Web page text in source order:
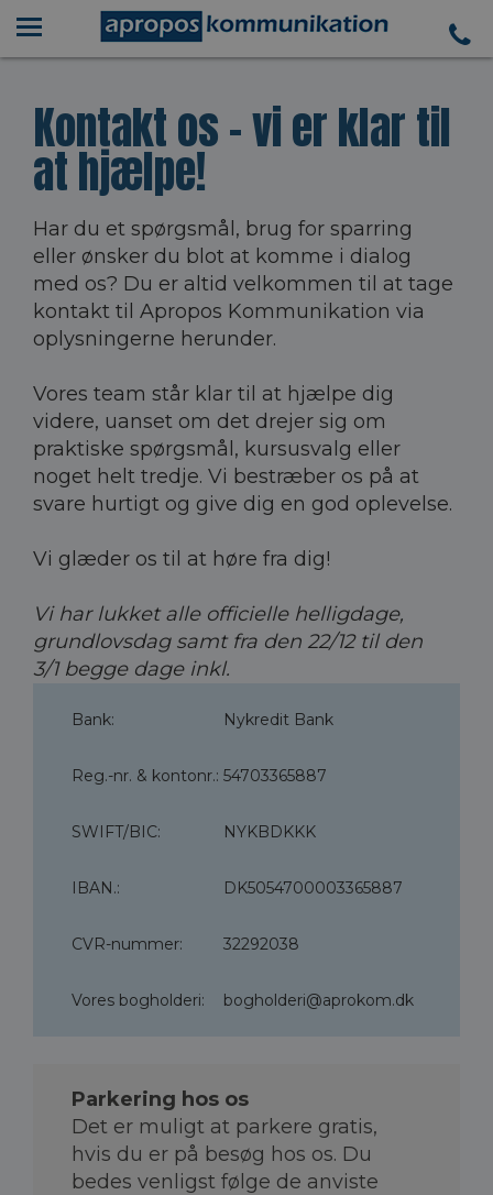
Kontakt os – vi er klar til
at hjælpe!
Har du et spørgsmål, brug for sparring
eller ønsker du blot at komme i dialog
med os? Du er altid velkommen til at tage
kontakt til Apropos Kommunikation via
oplysningerne herunder.
Vores team står klar til at hjælpe dig
videre, uanset om det drejer sig om
praktiske spørgsmål, kursusvalg eller
noget helt tredje. Vi bestræber os på at
svare hurtigt og give dig en god oplevelse.
Vi glæder os til at høre fra dig!
Vi har lukket alle officielle helligdage,
grundlovsdag samt fra den 22/12 til den
3/1 begge dage inkl.
Bank: Nykredit Bank
Reg.-nr. & kontonr.: 54703365887
SWIFT/BIC: NYKBDKKK
IBAN.: DK5054700003365887
CVR-nummer: 32292038
Vores bogholderi: bogholderi@aprokom.dk
Parkering hos os
Det er muligt at parkere gratis,
hvis du er på besøg hos os. Du
bedes venligst følge de anviste